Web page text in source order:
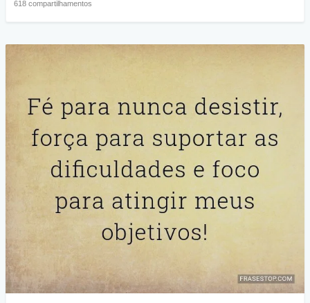
618 compartilhamentos